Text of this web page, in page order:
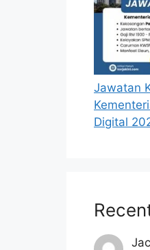
Jawatan
Digital